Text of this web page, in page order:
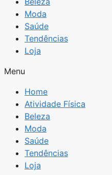
Moda
Saúde
Tendências
Loja
Menu
Home
Atividade Física
Beleza
Moda
Saúde
Tendências
Loja